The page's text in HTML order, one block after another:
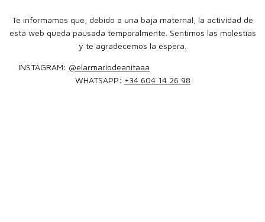
Te informamos que, debido a una baja maternal, la actividad de
esta web queda pausada temporalmente. Sentimos las molestias
y te agradecemos la espera.
INSTAGRAM: @elarmariodeanitaaa
WHATSAPP: +34 604 14 26 98